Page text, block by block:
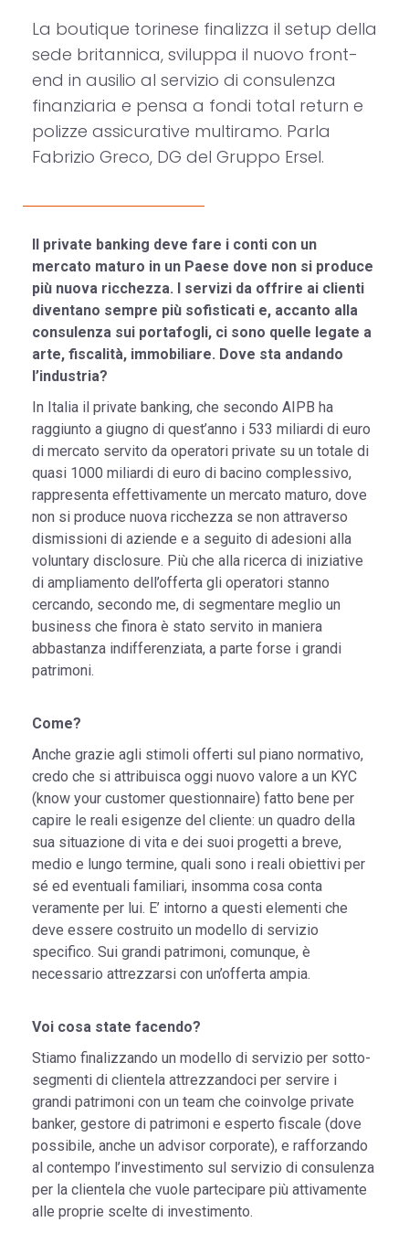
La boutique torinese finalizza il setup della
sede britannica, sviluppa il nuovo front-
end in ausilio al servizio di consulenza
finanziaria e pensa a fondi total return e
polizze assicurative multiramo. Parla
Fabrizio Greco, DG del Gruppo Ersel.
Il private banking deve fare i conti con un
mercato maturo in un Paese dove non si produce
più nuova ricchezza. I servizi da offrire ai clienti
diventano sempre più sofisticati e, accanto alla
consulenza sui portafogli, ci sono quelle legate a
arte, fiscalità, immobiliare. Dove sta andando
l’industria?
In Italia il private banking, che secondo AIPB ha
raggiunto a giugno di quest’anno i 533 miliardi di euro
di mercato servito da operatori private su un totale di
quasi 1000 miliardi di euro di bacino complessivo,
rappresenta effettivamente un mercato maturo, dove
non si produce nuova ricchezza se non attraverso
dismissioni di aziende e a seguito di adesioni alla
voluntary disclosure. Più che alla ricerca di iniziative
di ampliamento dell’offerta gli operatori stanno
cercando, secondo me, di segmentare meglio un
business che finora è stato servito in maniera
abbastanza indifferenziata, a parte forse i grandi
patrimoni.
Come?
Anche grazie agli stimoli offerti sul piano normativo,
credo che si attribuisca oggi nuovo valore a un KYC
(know your customer questionnaire) fatto bene per
capire le reali esigenze del cliente: un quadro della
sua situazione di vita e dei suoi progetti a breve,
medio e lungo termine, quali sono i reali obiettivi per
sé ed eventuali familiari, insomma cosa conta
veramente per lui. E’ intorno a questi elementi che
deve essere costruito un modello di servizio
specifico. Sui grandi patrimoni, comunque, è
necessario attrezzarsi con un’offerta ampia.
Voi cosa state facendo?
Stiamo finalizzando un modello di servizio per sotto-
segmenti di clientela attrezzandoci per servire i
grandi patrimoni con un team che coinvolge private
banker, gestore di patrimoni e esperto fiscale (dove
possibile, anche un advisor corporate), e rafforzando
al contempo l’investimento sul servizio di consulenza
per la clientela che vuole partecipare più attivamente
alle proprie scelte di investimento.